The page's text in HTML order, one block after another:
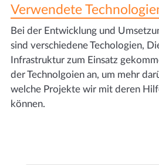
Verwendete
Bei der Entwicklung und
sind verschiedene Techologien,
Infrastruktur zum Einsatz
der Technolgoien an, um mehr
welche Projekte wir mit deren
können.